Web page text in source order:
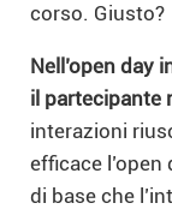
corso. Giusto?
Nell’open day
il partecipante
interazioni
efficace l’open
di base che